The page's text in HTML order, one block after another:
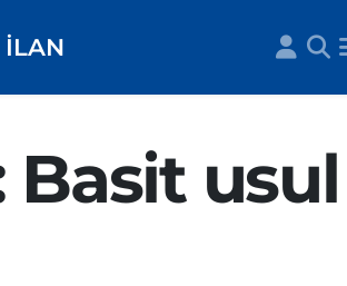
İLAN
Basit usul